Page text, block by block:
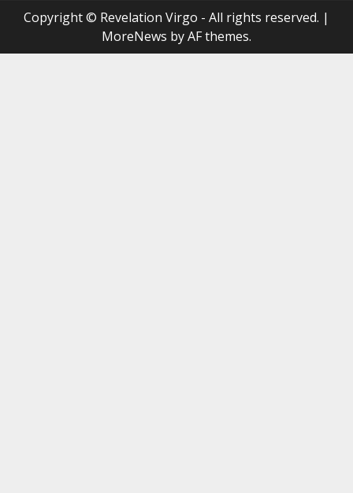
Copyright © Revelation Virgo - All rights reserved. |
MoreNews by AF themes.